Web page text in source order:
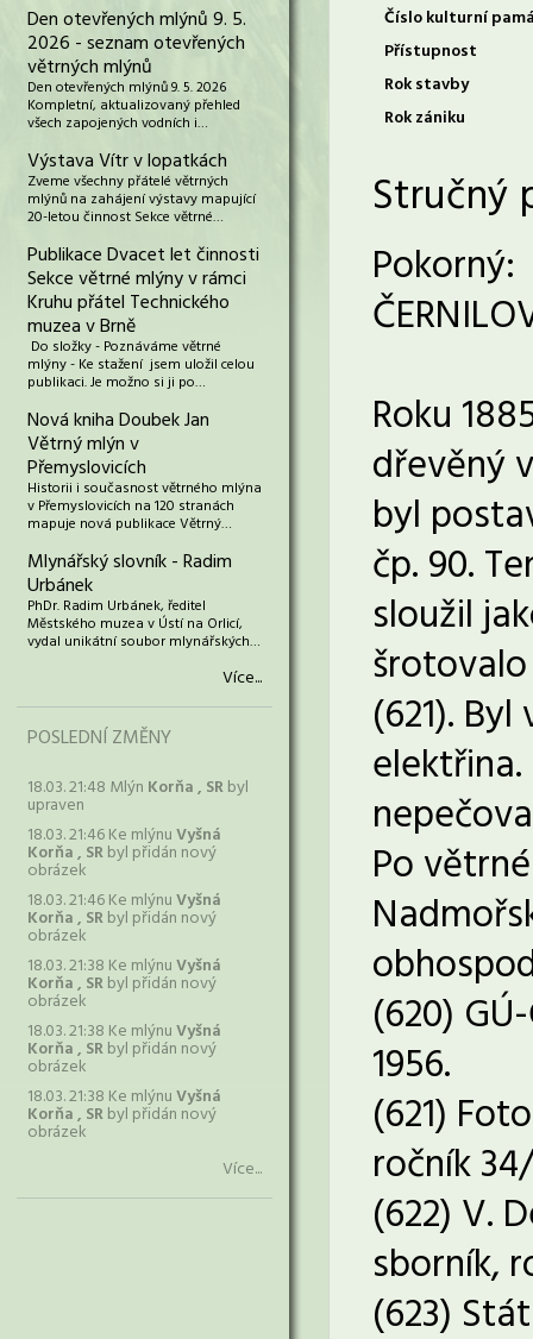
Den otevřených mlýnů 9. 5.
2026 - seznam otevřených
větrných mlýnů
Den otevřených mlýnů 9. 5. 2026
Kompletní, aktualizovaný přehled
všech zapojených vodních i…
Výstava Vítr v lopatkách
Zveme všechny přátelé větrných
mlýnů na zahájení výstavy mapující
20-letou činnost Sekce větrné…
Publikace Dvacet let činnosti
Sekce větrné mlýny v rámci
Kruhu přátel Technického
muzea v Brně
Do složky - Poznáváme větrné
mlýny - Ke stažení jsem uložil celou
publikaci. Je možno si ji po…
Nová kniha Doubek Jan
Větrný mlýn v
Přemyslovicích
Historii i současnost větrného mlýna
v Přemyslovicích na 120 stranách
mapuje nová publikace Větrný…
Mlynářský slovník - Radim
Urbánek
PhDr. Radim Urbánek, ředitel
Městského muzea v Ústí na Orlicí,
vydal unikátní soubor mlynářských…
Více...
POSLEDNÍ ZMĚNY
18.03. 21:48 Mlýn Korňa , SRbyl
upraven
18.03. 21:46 Ke mlýnuVyšná
Korňa , SRbyl přidán nový
obrázek
18.03. 21:46 Ke mlýnuVyšná
Korňa , SRbyl přidán nový
obrázek
18.03. 21:38 Ke mlýnuVyšná
Korňa , SRbyl přidán nový
obrázek
18.03. 21:38 Ke mlýnuVyšná
Korňa , SRbyl přidán nový
obrázek
18.03. 21:38 Ke mlýnuVyšná
Korňa , SRbyl přidán nový
obrázek
Více...
Číslo kulturní
Přístupnost
Rok stavby
Rok zániku
Stručný
Pokorný:
Roku
dřevěný
byl
čp. 90.
sloužil
(621).
Po
(620)
1956.
(621)
ročník
(622) V.
sborník,
(623)